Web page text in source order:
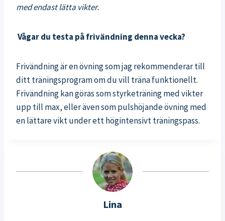
med endast lätta vikter.
Vågar du testa på frivändning denna vecka?
Frivändning är en övning som jag rekommenderar till
ditt träningsprogram om du vill träna funktionellt.
Frivändning kan göras som styrketräning med vikter
upp till max, eller även som pulshöjande övning med
en lättare vikt under ett högintensivt träningspass.
Lina